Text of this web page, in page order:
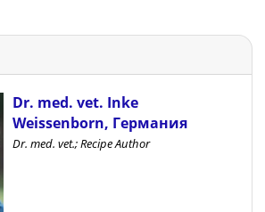
Dr. med. vet. Inke
Weissenborn, Германия
Dr. med. vet.; Recipe Author